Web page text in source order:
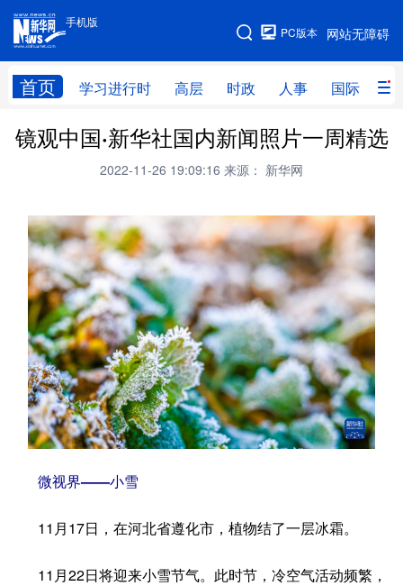
手机版
网站无障碍
PC版本
首页 学习进行时 高层 时政 人事 国际 财
手机版
网站地图
学习进行时 高层 时政 人事
财经 网评
台湾 思客智库 全球连线 教育
科技 科创 量子 体育
文化 书画 健康 军事
访谈 视频 图片 政务
法律 中央文件 金融 汽车
食品 人居 信息化 数字经济
学术中国 乡村振兴 银龄 溯源中国
城市
镜观中国·新华社国内新闻照片一周精选
2022-11-26 19:09:16 来源： 新华网
微视界——小雪
11月17日，在河北省遵化市，植物结了一层冰霜。
11月22日将迎来小雪节气。此时节，冷空气活动频繁，